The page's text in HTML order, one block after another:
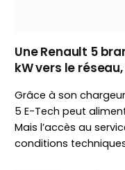
Une Renault 5
kW vers le
Grâce à son chargeur
5 E-Tech peut
Mais l’accès au
conditions